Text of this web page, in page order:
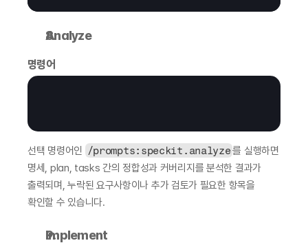
Analyze
명령어
선택 명령어인 /prompts:speckit.analyze를 실행하면
명세, plan, tasks 간의 정합성과 커버리지를 분석한 결과가
출력되며, 누락된 요구사항이나 추가 검토가 필요한 항목을
확인할 수 있습니다.
Implement